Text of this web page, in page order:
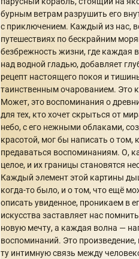
бурным ветрам разрушить его
с приключением. Каждый из нас,
путешествиях по бескрайним
безбрежность жизни, где каждая
над водной гладью, добавляет
рецепт настоящего покоя и
таинственным очарованием. Это
Может, это воспоминания о
для тех, кто хочет скрыться от
небо, с его нежными облаками,
красотой, мог бы написать о
предаваться воспоминаниям. О,
целое, и их границы становятся
Каждый элемент этой картины
когда-то было, и о том, что ещё
описать увиденное, проникаем в
искусства заставляет нас
новую мечту, а каждая волна —
воспоминаний. Это произведение,
ту интимную связь между